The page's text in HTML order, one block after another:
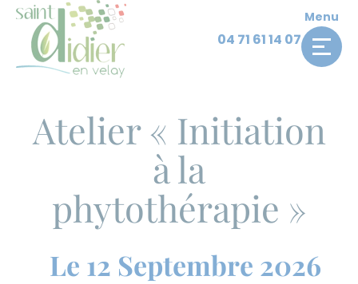
Skip
content
04 71 61 14 07
Menu
Accueil
Archives des évènements
Atelier « Initiation à la phytothérapie »
Atelier « Initiation
à la
phytothérapie »
Le 12 Septembre 2026
Panneau de gestion des cookies